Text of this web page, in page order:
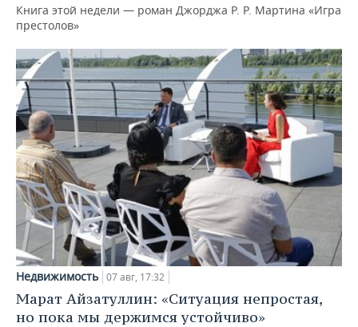
Книга этой недели — роман Джорджа Р. Р. Мартина «Игра
престолов»
Недвижимость 07 авг, 17:32
Марат Айзатуллин: «Ситуация непростая,
но пока мы держимся устойчиво»